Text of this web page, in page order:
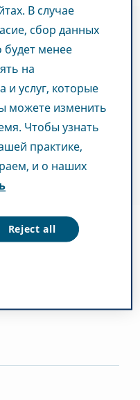
В случае
сбор данных
будет менее
на
и услуг, которые
можете изменить
Чтобы узнать
практике,
и о наших
Reject all